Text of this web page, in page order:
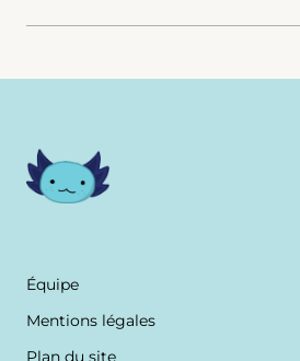
Équipe
Mentions légales
Plan du site